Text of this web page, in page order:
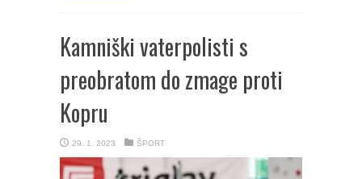
Kamniški vaterpolisti s
preobratom do zmage proti
Kopru
29. 1. 2023 ŠPORT